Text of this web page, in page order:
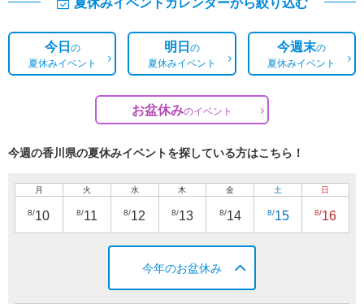
今日の
夏休みイベント
明日の
夏休みイベント
今週末の
夏休みイベント
お盆休みのイベント
今週の香川県の夏休みイベントを探している方はこちら！
月
8/10
火
8/11
水
8/12
木
8/13
金
8/14
土
8/15
日
8/16
今年のお盆休み